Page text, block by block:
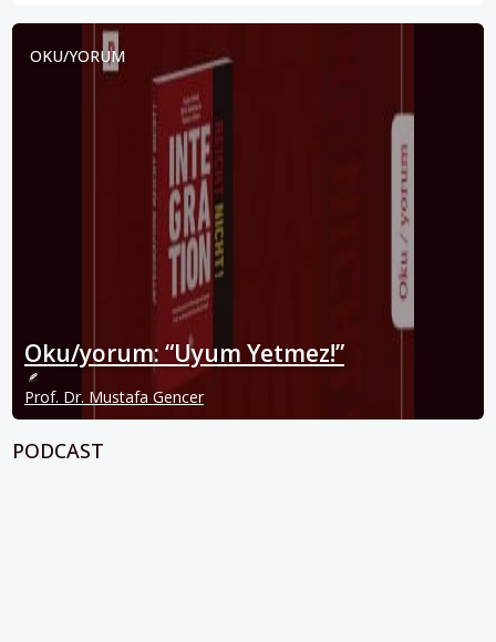
OKU/YORUM
Oku/yorum: “Uyum Yetmez!”
Prof. Dr. Mustafa Gencer
PODCAST